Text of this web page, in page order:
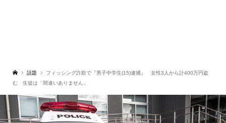
話題
フィッシング詐欺で『男子中学生(15)逮捕』 女性3人から計400万円盗
む 生徒は「間違いありません」